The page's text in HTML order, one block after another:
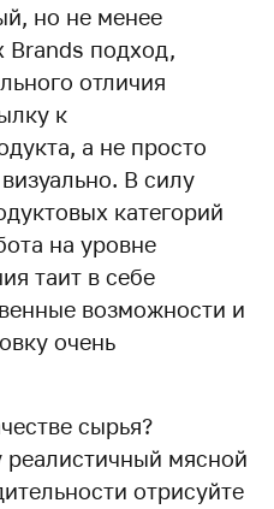
но не менее
подход,
отличия
к
а не просто
В силу
категорий
на уровне
таит в себе
возможности и
очень
сырья?
реалистичный мясной
отрисуйте